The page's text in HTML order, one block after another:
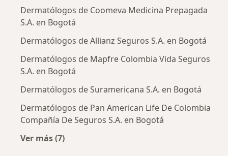
Dermatólogos de Coomeva Medicina Prepagada
S.A. en Bogotá
Dermatólogos de Allianz Seguros S.A. en Bogotá
Dermatólogos de Mapfre Colombia Vida Seguros
S.A. en Bogotá
Dermatólogos de Suramericana S.A. en Bogotá
Dermatólogos de Pan American Life De Colombia
Compañía De Seguros S.A. en Bogotá
Ver más (7)